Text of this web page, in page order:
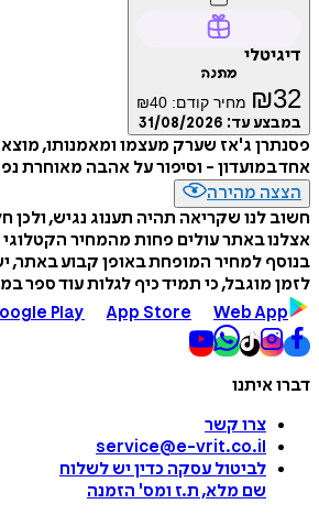
דיגיטלי
מתנה
₪32 מחיר קודם: ₪40
במבצע עד: 31/08/2026
פסנתרן ג'אז שערק מעצמו ומאמנותו,
אחד במועדון - וסיפור על אהבה מאוחרת
הצצה מהירה
חשוב לנו שקריאה תהיה תענוג נגיש, ולכן
אצלנו באתר עולים פחות מהמחיר
בנוסף למחיר המופחת באופן קבוע באתר,
לזמן מוגבל, כי תמיד כיף לגלות עוד ספר
Play
App Store Web App
דברו איתנו
צרו קשר
service@e-vrit.co.il
לביטול עסקה כדין יש לשלוח
שם מלא, ת.ז ומס' הזמנה